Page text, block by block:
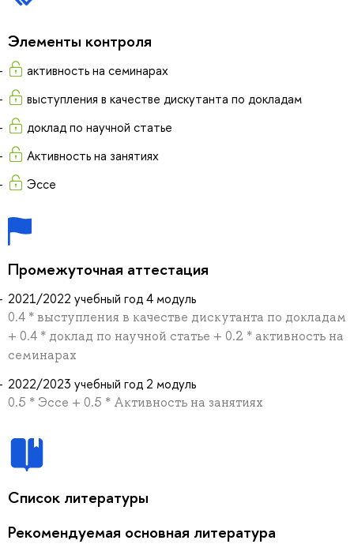
Элементы контроля
активность на семинарах
выступления в качестве дискутанта по докладам
доклад по научной статье
Активность на занятиях
Эссе
Промежуточная аттестация
2021/2022 учебный год 4 модуль
0.4 * выступления в качестве дискутанта по докладам
+ 0.4 * доклад по научной статье + 0.2 * активность на
семинарах
2022/2023 учебный год 2 модуль
0.5 * Эссе + 0.5 * Активность на занятиях
Список литературы
Рекомендуемая основная литература